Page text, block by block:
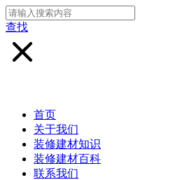
查找
首页
关于我们
装修建材知识
装修建材百科
联系我们